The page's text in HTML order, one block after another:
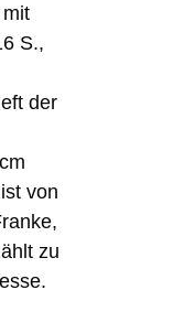
S.,
der
von
zu